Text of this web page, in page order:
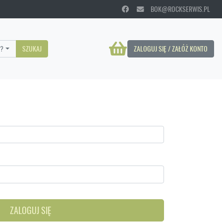
BOK@ROCKSERWIS.PL
ZALOGUJ SIĘ / ZAŁÓŻ KONTO
SZUKAJ
ZALOGUJ SIĘ